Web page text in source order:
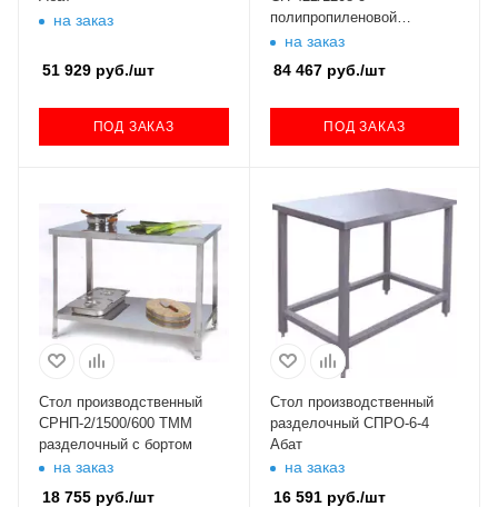
на заказ
51 929 руб./шт
ПОД ЗАКАЗ
полипропиленовой
столешницей
на заказ
84 467руб./шт
ПОД ЗАКАЗ
Стол производственный
СРНП-2/1500/600 ТММ
разделочный с бортом
на заказ
18 755 руб./шт
Стол производственный
разделочный СПРО-6-4
Абат
на заказ
16 591руб./шт